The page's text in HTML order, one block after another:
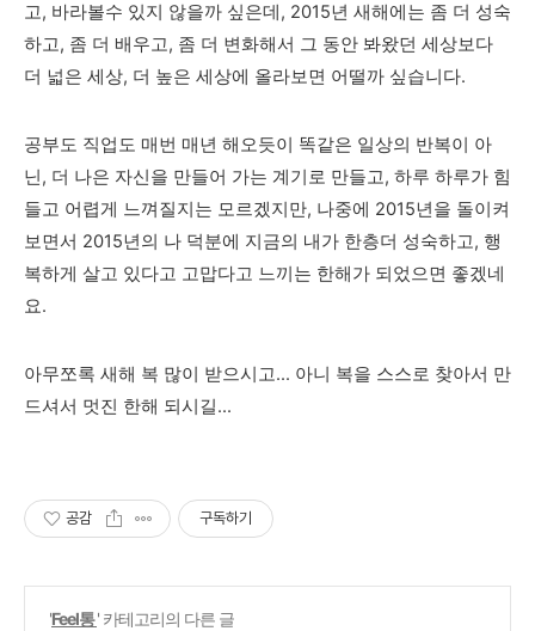
고, 바라볼수 있지 않을까 싶은데, 2015년 새해에는 좀 더 성숙
하고, 좀 더 배우고, 좀 더 변화해서 그 동안 봐왔던 세상보다
더 넓은 세상, 더 높은 세상에 올라보면 어떨까 싶습니다.
공부도 직업도 매번 매년 해오듯이 똑같은 일상의 반복이 아
닌, 더 나은 자신을 만들어 가는 계기로 만들고, 하루 하루가 힘
들고 어렵게 느껴질지는 모르겠지만, 나중에 2015년을 돌이켜
보면서 2015년의 나 덕분에 지금의 내가 한층더 성숙하고, 행
복하게 살고 있다고 고맙다고 느끼는 한해가 되었으면 좋겠네
요.
아무쪼록 새해 복 많이 받으시고... 아니 복을 스스로 찾아서 만
드셔서 멋진 한해 되시길...
공감 구독하기
'Feel통' 카테고리의 다른 글